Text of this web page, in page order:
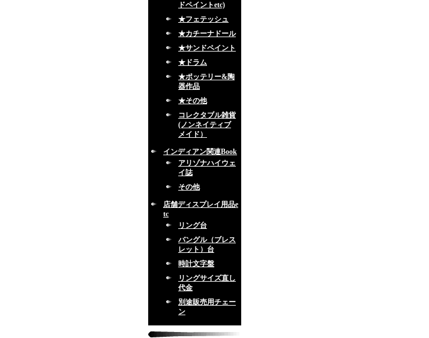
ドペイントetc)
★フェテッシュ
★カチーナドール
★サンドペイント
★ドラム
★ポッテリー&陶
器作品
★その他
コレクタブル雑貨
(ノンネイティブ
メイド）
インディアン関連Book
アリゾナハイウェ
イ誌
その他
店舗ディスプレイ用品e
tc
リング台
バングル（ブレス
レット）台
時計文字盤
リングサイズ直し
代金
別途販売用チェー
ン